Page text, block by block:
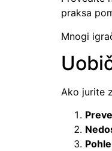
praksa
Mnogi
Ako jurite